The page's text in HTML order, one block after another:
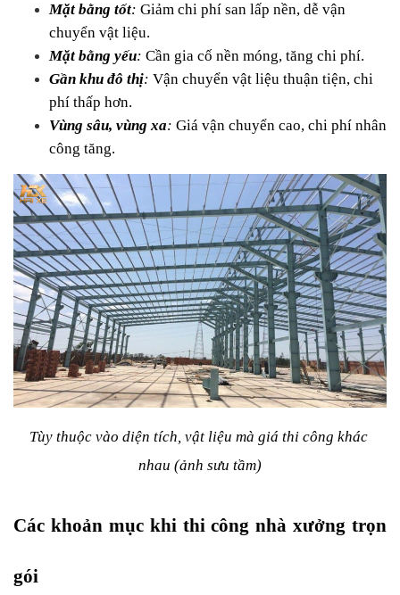
Mặt bằng tốt: Giảm chi phí san lấp nền, dễ vận
chuyển vật liệu.
Mặt bằng yếu: Cần gia cố nền móng, tăng chi phí.
Gần khu đô thị: Vận chuyển vật liệu thuận tiện, chi
phí thấp hơn.
Vùng sâu, vùng xa: Giá vận chuyển cao, chi phí nhân
công tăng.
Tùy thuộc vào diện tích, vật liệu mà giá thi công khác
nhau (ảnh sưu tầm)
Các khoản mục khi thi công nhà xưởng trọn
gói